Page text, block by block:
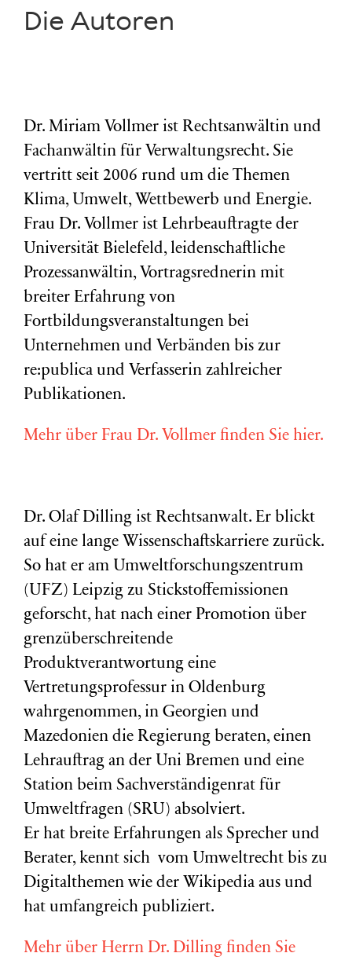
Die Autoren
Dr. Miriam Vollmer ist Rechtsanwältin und
Fachanwältin für Verwaltungsrecht. Sie
vertritt seit 2006 rund um die Themen
Klima, Umwelt, Wettbewerb und Energie.
Frau Dr. Vollmer ist Lehrbeauftragte der
Universität Bielefeld, leidenschaftliche
Prozessanwältin, Vortragsrednerin mit
breiter Erfahrung von
Fortbildungsveranstaltungen bei
Unternehmen und Verbänden bis zur
re:publica und Verfasserin zahlreicher
Publikationen.
Mehr über Frau Dr. Vollmer finden Sie hier.
Dr. Olaf Dilling ist Rechtsanwalt. Er blickt
auf eine lange Wissenschaftskarriere zurück.
So hat er am Umweltforschungszentrum
(UFZ) Leipzig zu Stickstoffemissionen
geforscht, hat nach einer Promotion über
grenzüberschreitende
Produktverantwortung eine
Vertretungsprofessur in Oldenburg
wahrgenommen, in Georgien und
Mazedonien die Regierung beraten, einen
Lehrauftrag an der Uni Bremen und eine
Station beim Sachverständigenrat für
Umweltfragen (SRU) absolviert.
Er hat breite Erfahrungen als Sprecher und
Berater, kennt sich vom Umweltrecht bis zu
Digitalthemen wie der Wikipedia aus und
hat umfangreich publiziert.
Mehr über Herrn Dr. Dilling finden Sie